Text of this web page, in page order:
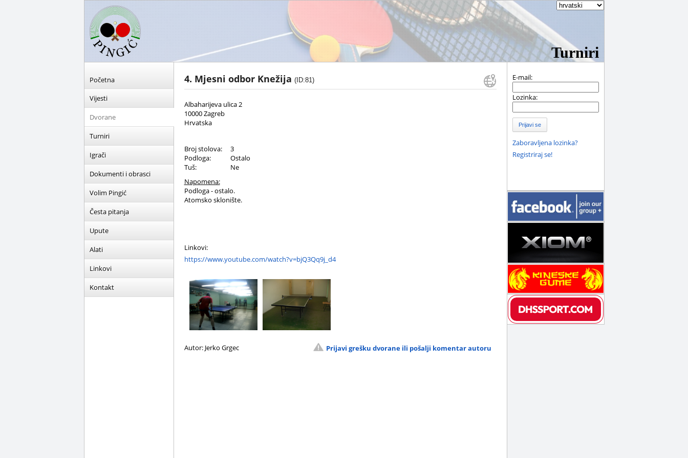
Turniri
Početna
Vijesti
Dvorane
Turniri
Igrači
Dokumenti i obrasci
Volim Pingić
Česta pitanja
Upute
Alati
Linkovi
Kontakt
4. Mjesni odbor Knežija (ID:81)
Albaharijeva ulica 2
10000 Zagreb
Hrvatska
Broj stolova:
3
Podloga:
Ostalo
Tuš:
Ne
Napomena:
Podloga - ostalo.
Atomsko sklonište.
Linkovi:
https://www.youtube.com/watch?v=bjQ3Qq9j_d4
Autor: Jerko Grgec Prijavi grešku dvorane ili pošalji komentar autoru
E-mail:
Lozinka:
Prijavi se
Zaboravljena lozinka?
Registriraj se!